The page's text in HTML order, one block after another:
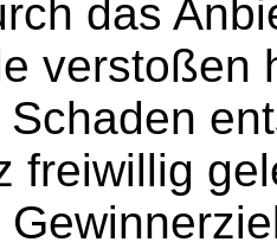
das
verstoßen
freiwillig